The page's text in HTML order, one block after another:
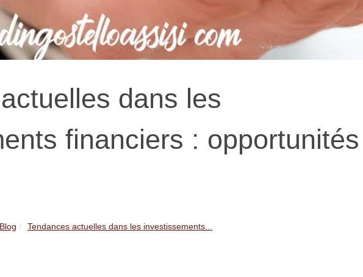
dans les
financiers :
Blog Tendances actuelles dans les investissements...